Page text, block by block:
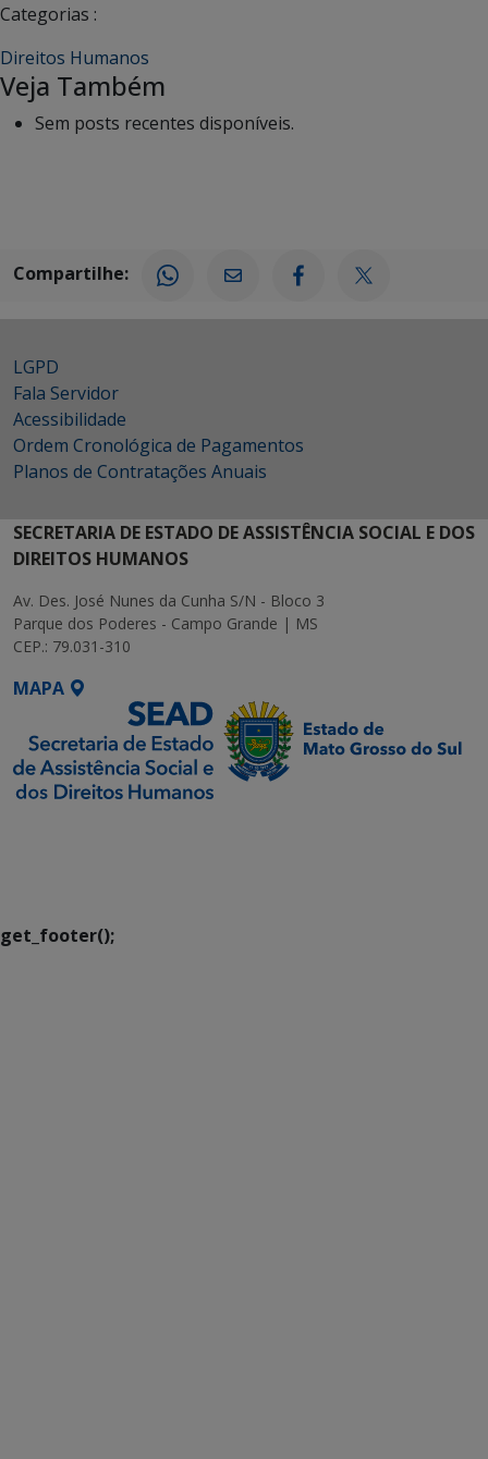
Categorias :
Direitos Humanos
Veja Também
Sem posts recentes disponíveis.
Compartilhe:
LGPD
Fala Servidor
Acessibilidade
Ordem Cronológica de Pagamentos
Planos de Contratações Anuais
SECRETARIA DE ESTADO DE ASSISTÊNCIA SOCIAL E DOS
DIREITOS HUMANOS
Av. Des. José Nunes da Cunha S/N - Bloco 3
Parque dos Poderes - Campo Grande | MS
CEP.: 79.031-310
MAPA
get_footer();